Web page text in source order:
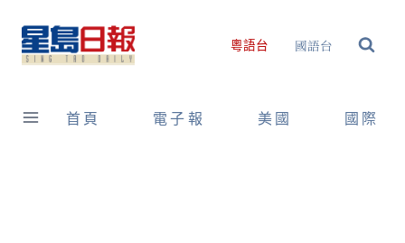
content
粵語台 國語台
首頁 電子報 美國 國際